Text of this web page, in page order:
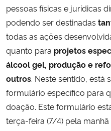
pessoas físicas e jurídicas
podendo ser destinadas
todas as ações
quanto para projetos
álcool gel, produção e
outros. Neste sentido, está
formulário específico para
doação. Este formulário
terça-feira (7/4) pela manhã